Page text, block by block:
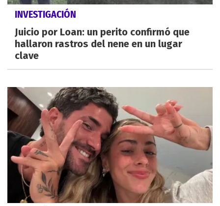
INVESTIGACIÓN
Juicio por Loan: un perito confirmó que
hallaron rastros del nene en un lugar
clave